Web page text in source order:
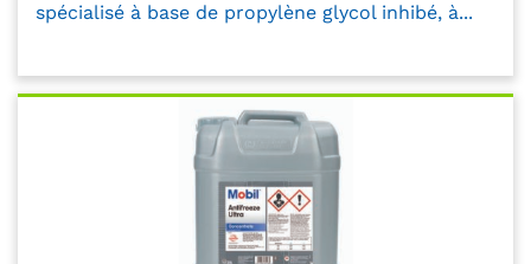
spécialisé à base de propylène glycol inhibé, à...